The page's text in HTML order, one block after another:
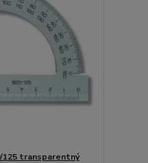
125 transparentný